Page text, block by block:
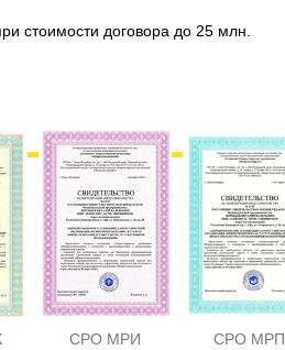
стоимости договора до 25 млн.
СРО МРИ СРО МРП